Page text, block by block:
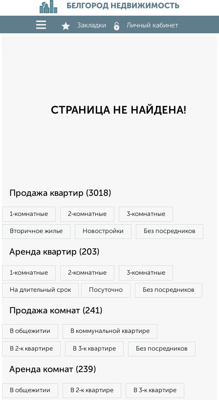
БЕЛГОРОД НЕДВИЖИМОСТЬ
Закладки Личный кабинет
СТРАНИЦА НЕ НАЙДЕНА!
Продажа квартир (3018)
1‑комнатные 2‑комнатные 3‑комнатные
Вторичное жилье Новостройки Без посредников
Аренда квартир (203)
1‑комнатные 2‑комнатные 3‑комнатные
На длительный срок Посуточно Без посредников
Продажа комнат (241)
В общежитии В коммунальной квартире
В 2‑к квартире В 3‑к квартире Без посредников
Аренда комнат (239)
В общежитии В 2‑к квартире В 3‑к квартире